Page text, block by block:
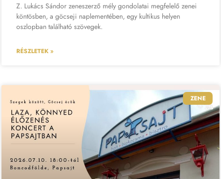
Z. Lukács Sándor zeneszerző mély gondolatai megfelelő zenei
köntösben, a göcseji naplementében, egy kultikus helyen
oszlopban található szövegek.
RÉSZLETEK »
ZENE